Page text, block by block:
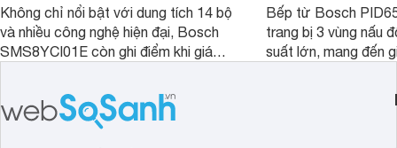
Không chỉ nổi bật với dung tích 14 bộ
và nhiều công nghệ hiện đại, Bosch
SMS8YCI01E còn ghi điểm khi giá
thời điểm mới mở bán, mang lại tỷ lệ
giá trị/chi phí hấp dẫn hơn cho người
dùng đang tìm kiếm một mẫu máy rửa
Bếp từ Bosch
trang bị 3 vùng nấu
suất lớn, mang đến